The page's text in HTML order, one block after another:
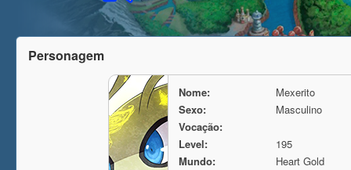
Personagem
Nome:
Mexerito
Sexo:
Masculino
Vocação:
Level:
195
Mundo:
Heart Gold